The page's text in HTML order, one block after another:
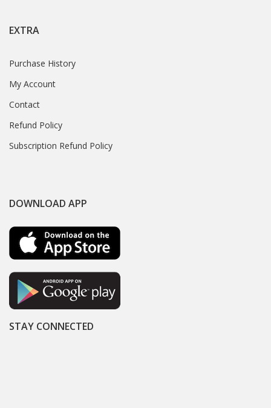
EXTRA
Purchase History
My Account
Contact
Refund Policy
Subscription Refund Policy
DOWNLOAD APP
STAY CONNECTED